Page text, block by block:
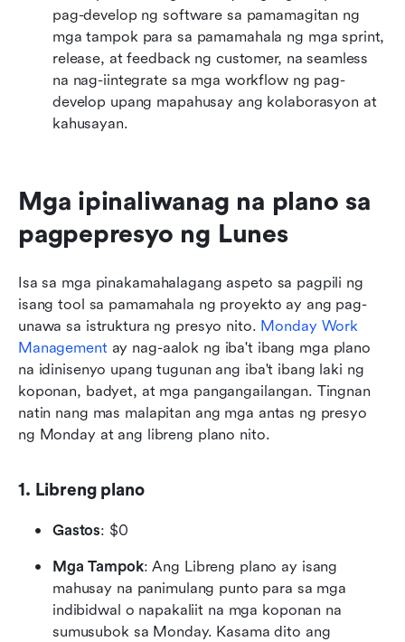
pag-develop ng software sa pamamagitan ng
mga tampok para sa pamamahala ng mga sprint,
release, at feedback ng customer, na seamless
na nag-iintegrate sa mga workflow ng pag-
develop upang mapahusay ang kolaborasyon at
kahusayan.
Mga ipinaliwanag na plano sa
pagpepresyo ng Lunes
Isa sa mga pinakamahalagang aspeto sa pagpili ng
isang tool sa pamamahala ng proyekto ay ang pag-
unawa sa istruktura ng presyo nito. Monday Work
Management ay nag-aalok ng iba't ibang mga plano
na idinisenyo upang tugunan ang iba't ibang laki ng
koponan, badyet, at mga pangangailangan. Tingnan
natin nang mas malapitan ang mga antas ng presyo
ng Monday at ang libreng plano nito.
1. Libreng plano
Gastos: $0
Mga Tampok: Ang Libreng plano ay isang
mahusay na panimulang punto para sa mga
indibidwal o napakaliit na mga koponan na
sumusubok sa Monday. Kasama dito ang